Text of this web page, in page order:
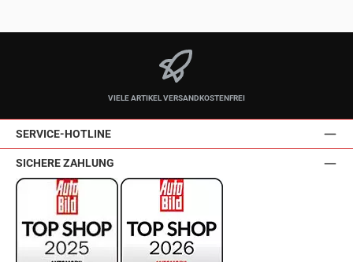
VIELE ARTIKEL VERSANDKOSTENFREI
SERVICE-HOTLINE
SICHERE ZAHLUNG